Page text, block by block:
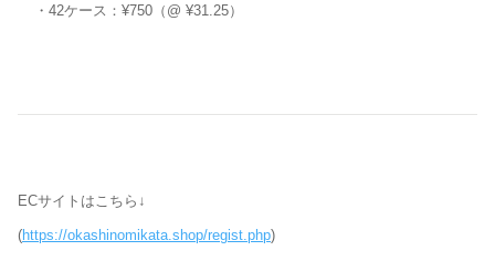
・42ケース：¥750（@ ¥31.25）
ECサイトはこちら↓
(https://okashinomikata.shop/regist.php)